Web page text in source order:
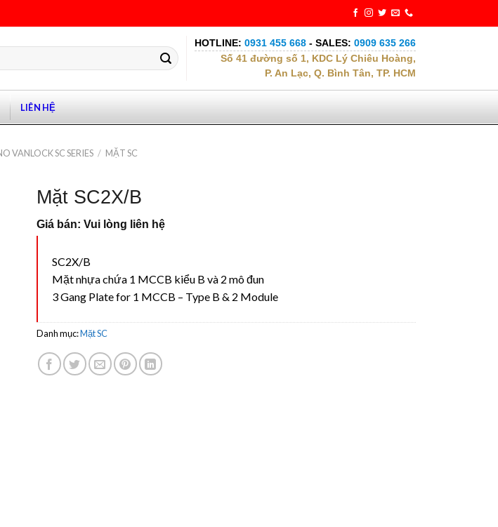
HOTLINE: 0931 455 668 - SALES: 0909 635 266
Số 41 đường số 1, KDC Lý Chiêu Hoàng,
P. An Lạc, Q. Bình Tân, TP. HCM
LIÊN HỆ
VANLOCK SC SERIES / MẶT SC
Mặt SC2X/B
Giá bán: Vui lòng liên hệ
SC2X/B
Mặt nhựa chứa 1 MCCB kiểu B và 2 mô đun
3 Gang Plate for 1 MCCB – Type B & 2 Module
Danh mục:Mặt SC